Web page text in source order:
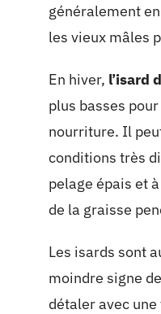
généralement
les vieux mâles
En hiver, l’isard
plus basses
nourriture. Il
conditions très
pelage épais et
de la graisse
Les isards sont
moindre signe
détaler avec